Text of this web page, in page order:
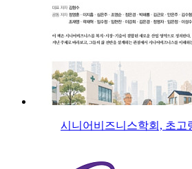
시니어비즈니스학회, 초고